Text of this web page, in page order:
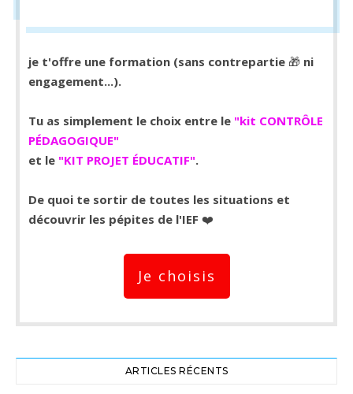
je t'offre une formation (sans contrepartie 🎁 ni
engagement...).
Tu as simplement le choix entre le "kit CONTRÔLE
PÉDAGOGIQUE"
et le "KIT PROJET ÉDUCATIF".
De quoi te sortir de toutes les situations et
découvrir les pépites de l'IEF ❤️
Je choisis
ARTICLES RÉCENTS